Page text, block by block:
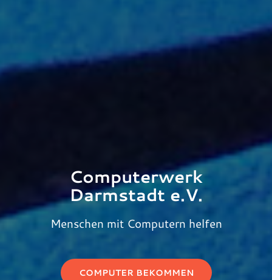
Computerwerk
Darmstadt e.V.
Menschen mit Computern helfen
COMPUTER BEKOMMEN